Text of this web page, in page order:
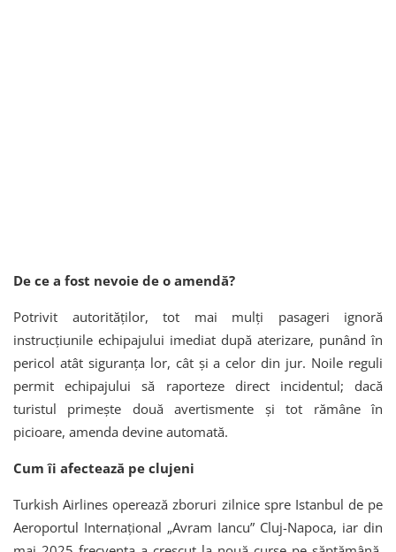
De ce a fost nevoie de o amendă?
Potrivit autorităților, tot mai mulți pasageri ignoră
instrucțiunile echipajului imediat după aterizare, punând în
pericol atât siguranța lor, cât și a celor din jur. Noile reguli
permit echipajului să raporteze direct incidentul; dacă
turistul primește două avertismente și tot rămâne în
picioare, amenda devine automată.
Cum îi afectează pe clujeni
Turkish Airlines operează zboruri zilnice spre Istanbul de pe
Aeroportul Internațional „Avram Iancu” Cluj-Napoca, iar din